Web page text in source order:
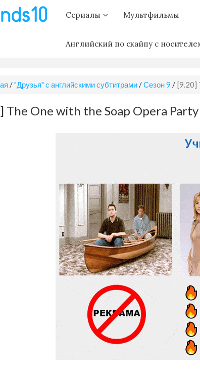
Сериалы Мультфильмы
Английский по скайпу с
/"Друзья" с английскими субтитрами /Сезон 9 / [9.20]
The One with the Soap Opera Party